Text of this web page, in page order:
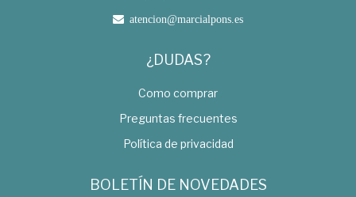
atencion@marcialpons.es
¿DUDAS?
Como comprar
Preguntas frecuentes
Política de privacidad
BOLETÍN DE NOVEDADES